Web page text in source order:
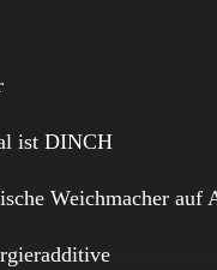
istDINCH
Weichmacher auf